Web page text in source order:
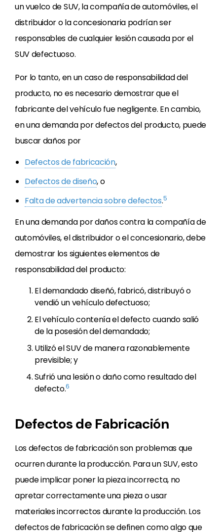
un vuelco de SUV, la compañía de automóviles, el
distribuidor o la concesionaria podrían ser
responsables de cualquier lesión causada por el
SUV defectuoso.
Por lo tanto, en un caso de responsabilidad del
producto, no es necesario demostrar que el
fabricante del vehículo fue negligente. En cambio,
en una demanda por defectos del producto, puede
buscar daños por
Defectos de fabricación,
Defectos de diseño, o
Falta de advertencia sobre defectos.5
En una demanda por daños contra la compañía de
automóviles, el distribuidor o el concesionario, debe
demostrar los siguientes elementos de
responsabilidad del producto:
El demandado diseñó, fabricó, distribuyó o
vendió un vehículo defectuoso;
El vehículo contenía el defecto cuando salió
de la posesión del demandado;
Utilizó el SUV de manera razonablemente
previsible; y
Sufrió una lesión o daño como resultado del
defecto.6
Defectos de Fabricación
Los defectos de fabricación son problemas que
ocurren durante la producción. Para un SUV, esto
puede implicar poner la pieza incorrecta, no
apretar correctamente una pieza o usar
materiales incorrectos durante la producción. Los
defectos de fabricación se definen como algo que